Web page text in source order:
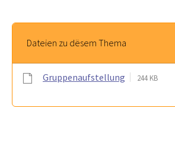
Dateien zu dësem Thema
Gruppenaufstellung 244 KB